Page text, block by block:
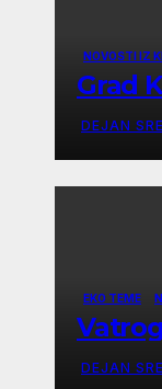
NOVOSTI IZ
Grad
DEJAN
EKO TEME
DEJAN